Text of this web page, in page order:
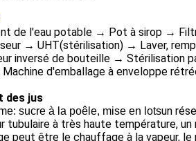
de l'eau potable → Pot à sirop →
→ UHT(stérilisation) → Laver,
inversé de bouteille → Stérilisation
d'emballage à enveloppe
des jus
sucre à la poêle, mise en lotsun
tubulaire à très haute température,
peut être le chauffage à la vapeur,